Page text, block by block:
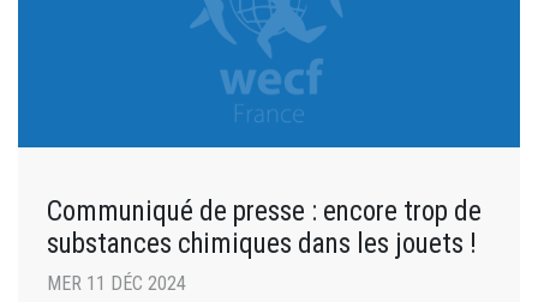
Communiqué de presse : encore trop de
substances chimiques dans les jouets !
MER 11 DÉC 2024